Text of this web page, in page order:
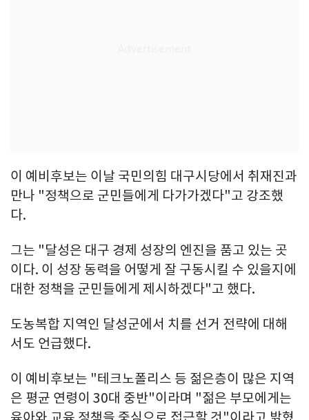
이 예비후보는 이날 국민의힘 대구시당에서 취재진과
만나 "정책으로 군민들에게 다가가겠다"고 강조했
다.
그는 "달성은 대구 경제 성장의 엔진을 품고 있는 곳
이다. 이 성장 동력을 어떻게 잘 구동시킬 수 있을지에
대한 정책을 군민들에게 제시하겠다"고 했다.
도농복합 지역인 달성군에서 치를 선거 전략에 대해
서도 언급했다.
이 예비후보는 "테크노폴리스 등 젊은층이 많은 지역
은 평균 연령이 30대 중반"이라며 "젊은 부모에게는